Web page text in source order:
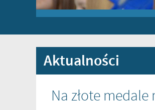
Aktualności
Na złote